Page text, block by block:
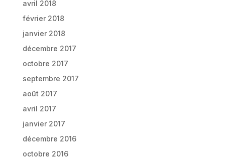
avril 2018
février 2018
janvier 2018
décembre 2017
octobre 2017
septembre 2017
août 2017
avril 2017
janvier 2017
décembre 2016
octobre 2016